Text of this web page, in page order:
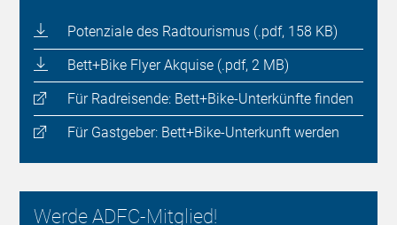
Potenziale des Radtourismus (.pdf, 158 KB)
Bett+Bike Flyer Akquise (.pdf, 2 MB)
Für Radreisende: Bett+Bike-Unterkünfte finden
Für Gastgeber: Bett+Bike-Unterkunft werden
Werde ADFC-Mitglied!